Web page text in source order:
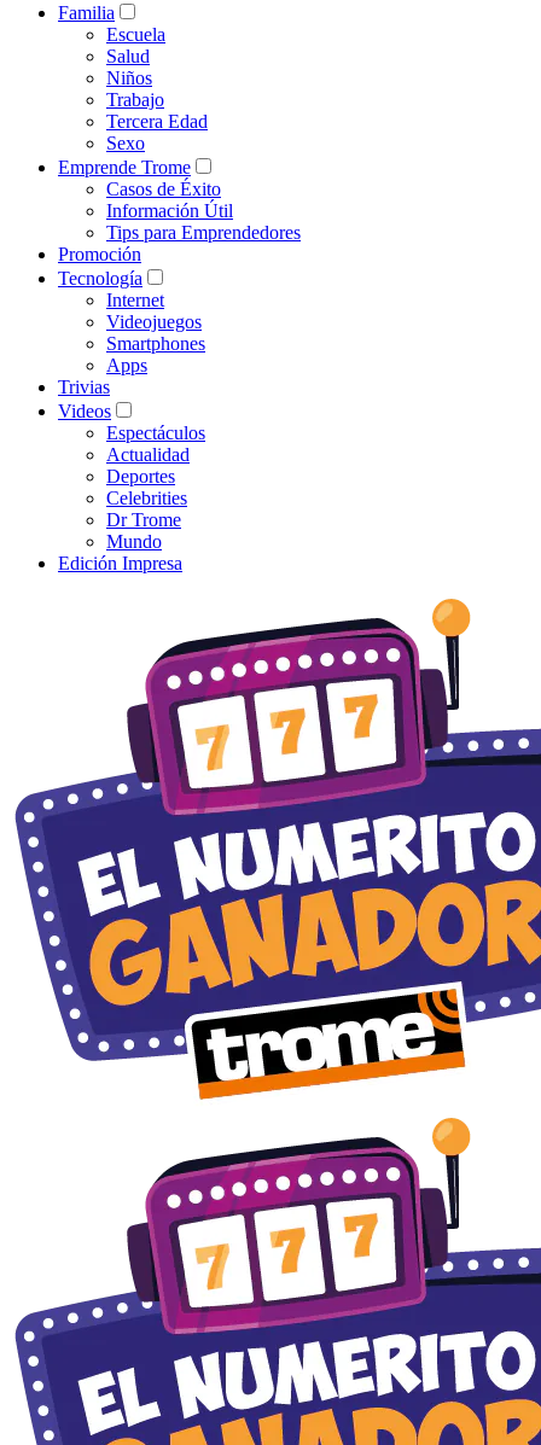
Familia
Escuela
Salud
Niños
Trabajo
Tercera Edad
Sexo
Emprende Trome
Casos de Éxito
Información Útil
Tips para Emprendedores
Promoción
Tecnología
Internet
Videojuegos
Smartphones
Apps
Trivias
Videos
Espectáculos
Actualidad
Deportes
Celebrities
Dr Trome
Mundo
Edición Impresa